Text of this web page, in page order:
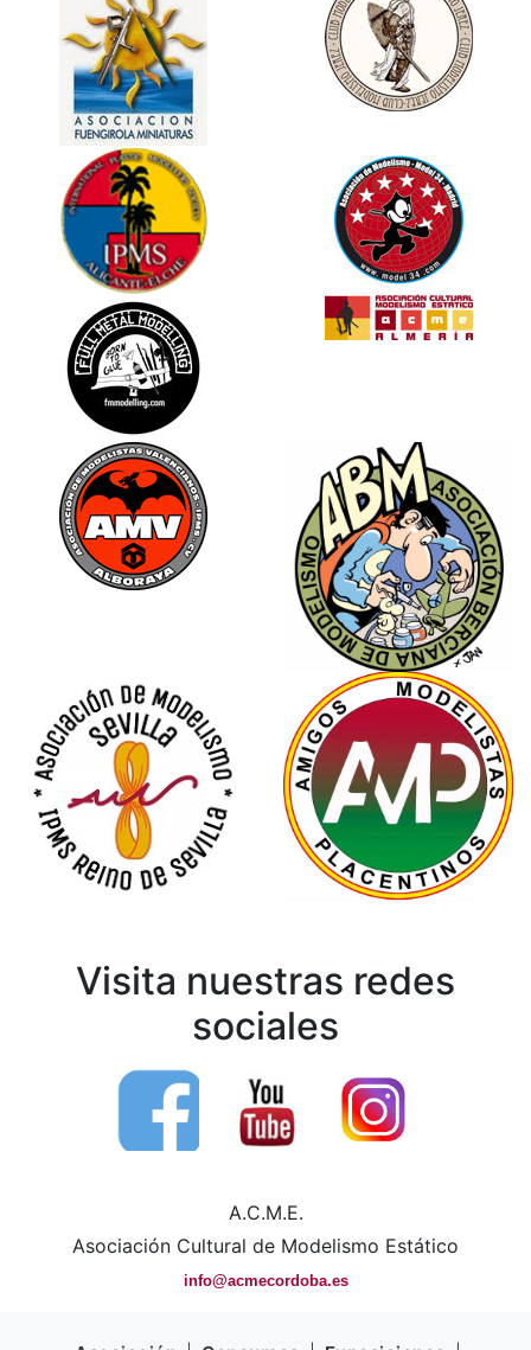
Visita nuestras redes
sociales
A.C.M.E.
Asociación Cultural de Modelismo Estático
info@acmecordoba.es